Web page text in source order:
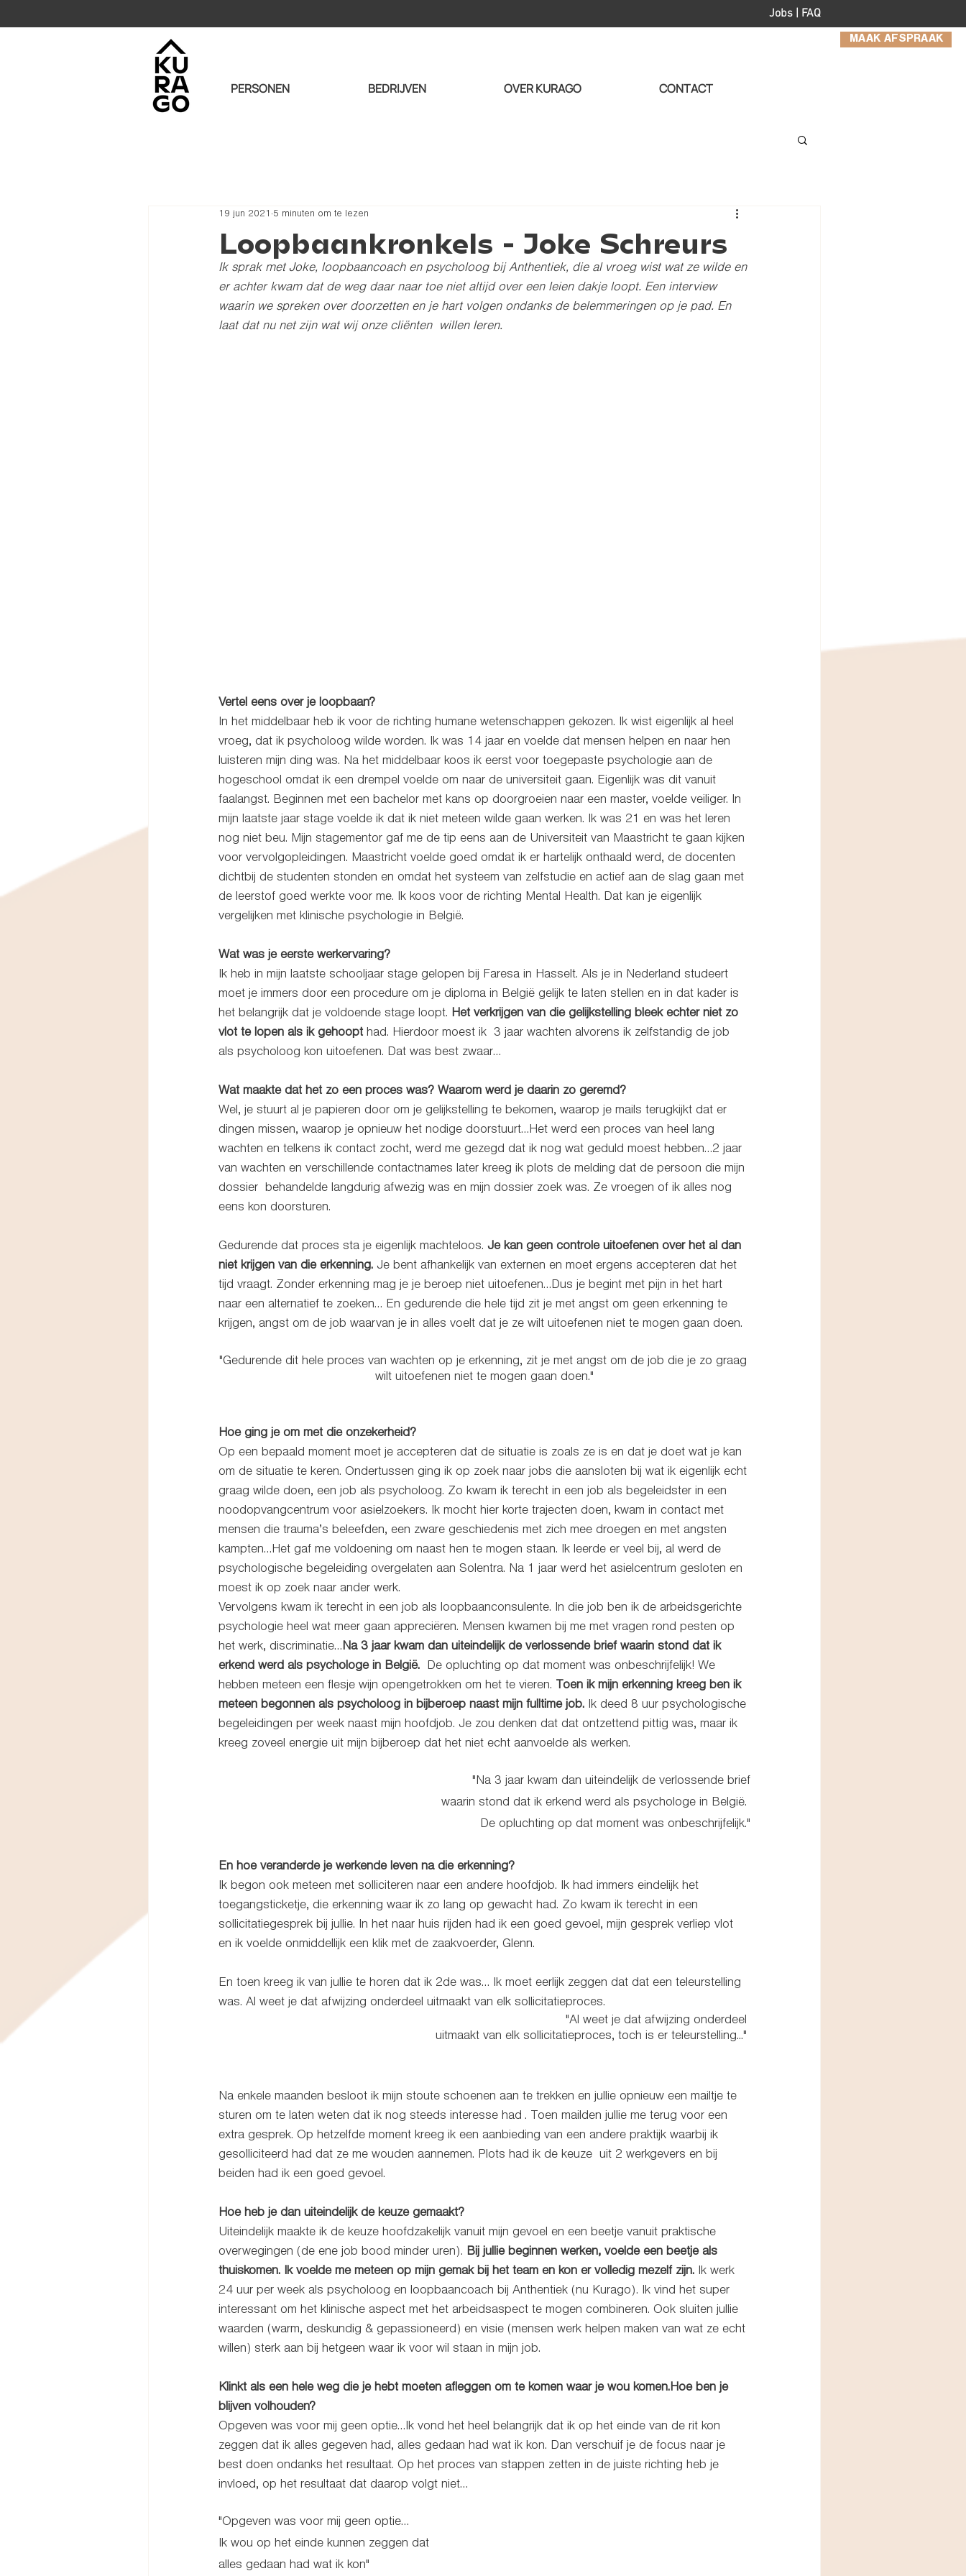
MAAK AFSPRAAK
Jobs | FAQ
PERSONEN BEDRIJVEN OVER KURAGO CONTACT
Loopbaankronkels - Joke Schreurs
19 jun 2021 5 minuten om te lezen
Ik sprak met Joke, loopbaancoach en psycholoog bij Anthentiek, die al vroeg wist wat ze wilde en
er achter kwam dat de weg daar naar toe niet altijd over een leien dakje loopt. Een interview
waarin we spreken over doorzetten en je hart volgen ondanks de belemmeringen op je pad. En
laat dat nu net zijn wat wij onze cliënten  willen leren.
Vertel eens over je loopbaan?
In het middelbaar heb ik voor de richting humane wetenschappen gekozen. Ik wist eigenlijk al heel
vroeg, dat ik psycholoog wilde worden. Ik was 14 jaar en voelde dat mensen helpen en naar hen
luisteren mijn ding was. Na het middelbaar koos ik eerst voor toegepaste psychologie aan de
hogeschool omdat ik een drempel voelde om naar de universiteit gaan. Eigenlijk was dit vanuit
faalangst. Beginnen met een bachelor met kans op doorgroeien naar een master, voelde veiliger. In
mijn laatste jaar stage voelde ik dat ik niet meteen wilde gaan werken. Ik was 21 en was het leren
nog niet beu. Mijn stagementor gaf me de tip eens aan de Universiteit van Maastricht te gaan kijken
voor vervolgopleidingen. Maastricht voelde goed omdat ik er hartelijk onthaald werd, de docenten
dichtbij de studenten stonden en omdat het systeem van zelfstudie en actief aan de slag gaan met
de leerstof goed werkte voor me. Ik koos voor de richting Mental Health. Dat kan je eigenlijk
vergelijken met klinische psychologie in België.
Wat was je eerste werkervaring?
Ik heb in mijn laatste schooljaar stage gelopen bij Faresa in Hasselt. Als je in Nederland studeert
moet je immers door een procedure om je diploma in België gelijk te laten stellen en in dat kader is
het belangrijk dat je voldoende stage loopt. Het verkrijgen van die gelijkstelling bleek echter niet zo
vlot te lopen als ik gehoopt had. Hierdoor moest ik  3 jaar wachten alvorens ik zelfstandig de job
als psycholoog kon uitoefenen. Dat was best zwaar…
Wat maakte dat het zo een proces was? Waarom werd je daarin zo geremd?
Wel, je stuurt al je papieren door om je gelijkstelling te bekomen, waarop je mails terugkijkt dat er
dingen missen, waarop je opnieuw het nodige doorstuurt…Het werd een proces van heel lang
wachten en telkens ik contact zocht, werd me gezegd dat ik nog wat geduld moest hebben…2 jaar
van wachten en verschillende contactnames later kreeg ik plots de melding dat de persoon die mijn
dossier  behandelde langdurig afwezig was en mijn dossier zoek was. Ze vroegen of ik alles nog
eens kon doorsturen.
Gedurende dat proces sta je eigenlijk machteloos. Je kan geen controle uitoefenen over het al dan
niet krijgen van die erkenning. Je bent afhankelijk van externen en moet ergens accepteren dat het
tijd vraagt. Zonder erkenning mag je je beroep niet uitoefenen…Dus je begint met pijn in het hart
naar een alternatief te zoeken… En gedurende die hele tijd zit je met angst om geen erkenning te
krijgen, angst om de job waarvan je in alles voelt dat je ze wilt uitoefenen niet te mogen gaan doen.
"Gedurende dit hele proces van wachten op je erkenning, zit je met angst om de job die je zo graag
wilt uitoefenen niet te mogen gaan doen."
Hoe ging je om met die onzekerheid?
Op een bepaald moment moet je accepteren dat de situatie is zoals ze is en dat je doet wat je kan
om de situatie te keren. Ondertussen ging ik op zoek naar jobs die aansloten bij wat ik eigenlijk echt
graag wilde doen, een job als psycholoog. Zo kwam ik terecht in een job als begeleidster in een
noodopvangcentrum voor asielzoekers. Ik mocht hier korte trajecten doen, kwam in contact met
mensen die trauma’s beleefden, een zware geschiedenis met zich mee droegen en met angsten
kampten…Het gaf me voldoening om naast hen te mogen staan. Ik leerde er veel bij, al werd de
psychologische begeleiding overgelaten aan Solentra. Na 1 jaar werd het asielcentrum gesloten en
moest ik op zoek naar ander werk.
Vervolgens kwam ik terecht in een job als loopbaanconsulente. In die job ben ik de arbeidsgerichte
psychologie heel wat meer gaan appreciëren. Mensen kwamen bij me met vragen rond pesten op
het werk, discriminatie…Na 3 jaar kwam dan uiteindelijk de verlossende brief waarin stond dat ik
erkend werd als psychologe in België.
De opluchting op dat moment was onbeschrijfelijk! We
hebben meteen een flesje wijn opengetrokken om het te vieren. Toen ik mijn erkenning kreeg ben ik
meteen begonnen als psycholoog in bijberoep naast mijn fulltime job. Ik deed 8 uur psychologische
begeleidingen per week naast mijn hoofdjob. Je zou denken dat dat ontzettend pittig was, maar ik
kreeg zoveel energie uit mijn bijberoep dat het niet echt aanvoelde als werken.
"Na 3 jaar kwam dan uiteindelijk de verlossende brief
waarin stond dat ik erkend werd als psychologe in België.
De opluchting op dat moment was onbeschrijfelijk."
En hoe veranderde je werkende leven na die erkenning?
Ik begon ook meteen met solliciteren naar een andere hoofdjob. Ik had immers eindelijk het
toegangsticketje, die erkenning waar ik zo lang op gewacht had. Zo kwam ik terecht in een
sollicitatiegesprek bij jullie. In het naar huis rijden had ik een goed gevoel, mijn gesprek verliep vlot
en ik voelde onmiddellijk een klik met de zaakvoerder, Glenn.
En toen kreeg ik van jullie te horen dat ik 2de was… Ik moet eerlijk zeggen dat dat een teleurstelling
was. Al weet je dat afwijzing onderdeel uitmaakt van elk sollicitatieproces.
uitmaakt van elk sollicitatieproces, toch is er teleurstelling..."
Na enkele maanden besloot ik mijn stoute schoenen aan te trekken en jullie opnieuw een mailtje te
sturen om te laten weten dat ik nog steeds interesse had . Toen mailden jullie me terug voor een
extra gesprek. Op hetzelfde moment kreeg ik een aanbieding van een andere praktijk waarbij ik
gesolliciteerd had dat ze me wouden aannemen. Plots had ik de keuze  uit 2 werkgevers en bij
beiden had ik een goed gevoel.
Hoe heb je dan uiteindelijk de keuze gemaakt?
Uiteindelijk maakte ik de keuze hoofdzakelijk vanuit mijn gevoel en een beetje vanuit praktische
overwegingen (de ene job bood minder uren). Bij jullie beginnen werken, voelde een beetje als
thuiskomen. Ik voelde me meteen op mijn gemak bij het team en kon er volledig mezelf zijn. Ik werk
24 uur per week als psycholoog en loopbaancoach bij Anthentiek (nu Kurago). Ik vind het super
interessant om het klinische aspect met het arbeidsaspect te mogen combineren. Ook sluiten jullie
waarden (warm, deskundig & gepassioneerd) en visie (mensen werk helpen maken van wat ze echt
willen) sterk aan bij hetgeen waar ik voor wil staan in mijn job.
Klinkt als een hele weg die je hebt moeten afleggen om te komen waar je wou komen.Hoe ben je
blijven volhouden?
Opgeven was voor mij geen optie…Ik vond het heel belangrijk dat ik op het einde van de rit kon
zeggen dat ik alles gegeven had, alles gedaan had wat ik kon. Dan verschuif je de focus naar je
best doen ondanks het resultaat. Op het proces van stappen zetten in de juiste richting heb je
invloed, op het resultaat dat daarop volgt niet…
"Opgeven was voor mij geen optie…
Ik wou op het einde kunnen zeggen dat
alles gedaan had wat ik kon"